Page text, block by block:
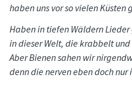
haben uns vor so vielen Küsten
Haben in tiefen Wäldern
in dieser Welt, die krabbelt
Aber Bienen sahen wir
denn die nerven eben doch nur